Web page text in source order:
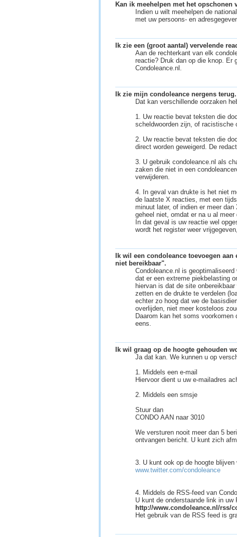
Kan ik meehelpen met het opschonen
Indien u wilt meehelpen de
met uw persoons- en
Ik zie een (groot aantal) vervelende
Aan de rechterkant van elk
reactie? Druk dan op die knop. Er
Condoleance.nl.
Ik zie mijn condoleance nergens
Dat kan verschillende oorzaken
1. Uw reactie bevat teksten die
scheldwoorden zijn, of racistische
2. Uw reactie bevat teksten die
direct worden geweigerd. De
3. U gebruik condoleance.nl als
zaken die niet in een
verwijderen.
4. In geval van drukte is het niet
de laatste X reacties, met een
minuut later, of indien er meer
geheel niet, omdat er na u al
In dat geval is uw reactie wel
wordt het register weer
Ik wil een condoleance toevoegen
niet bereikbaar".
Condoleance.nl is
dat er een extreme piekbelasting
hiervan is dat de site
zetten en de drukte te verdelen
echter zo hoog dat we de
overlijden, niet meer kosteloos
Daarom kan het soms
eens.
Ik wil graag op de hoogte gehouden
Ja dat kan. We kunnen u op
1. Middels een e-mail
Hiervoor dient u uw e-mailadres
2. Middels een smsje
Stuur dan
CONDO AAN naar 3010
We versturen nooit meer dan 5
ontvangen bericht. U kunt zich
3. U kunt ook op de hoogte
www.twitter.com/condoleance
4. Middels de RSS-feed van
U kunt de onderstaande link in uw
http://www.condoleance.nl/rss/
Het gebruik van de RSS feed is